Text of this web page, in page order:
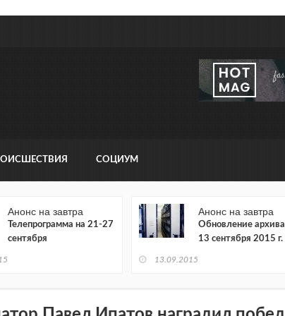
СОЦИУМ
Анонс на завтра
Телепрограмма на 21-27
сентября
Анонс на завтра
Обновление архива
13 сентября 2015 г.
13.09.2015